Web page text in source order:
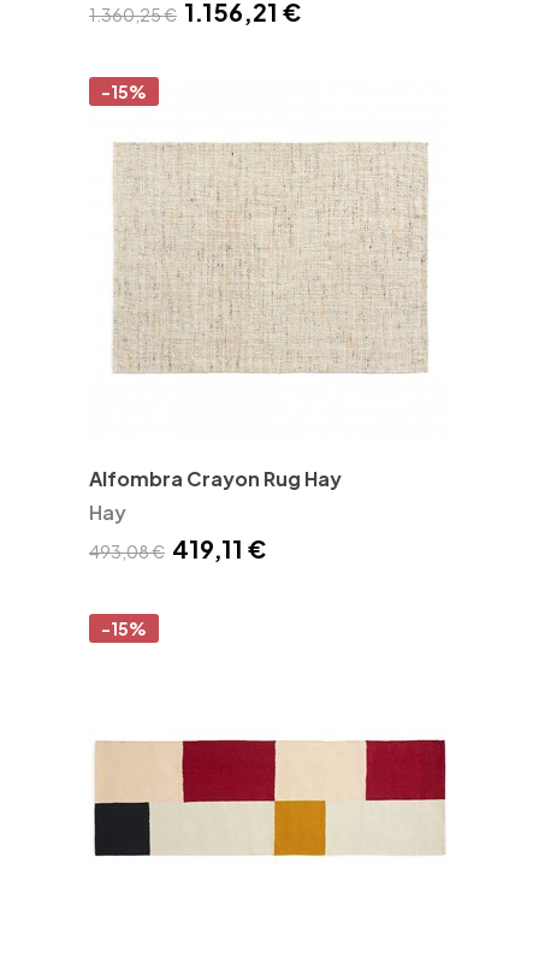
1.360,25 € 1.156,21 €
-15%
Alfombra Crayon Rug Hay
Hay
493,08 € 419,11 €
-15%